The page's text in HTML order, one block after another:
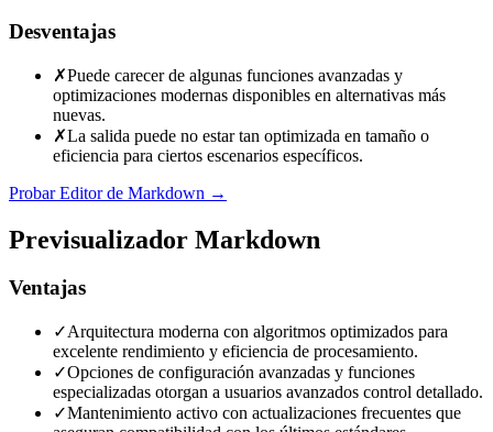
Desventajas
✗Puede carecer de algunas funciones avanzadas y
optimizaciones modernas disponibles en alternativas más
nuevas.
✗La salida puede no estar tan optimizada en tamaño o
eficiencia para ciertos escenarios específicos.
Probar Editor de Markdown →
Previsualizador Markdown
Ventajas
✓Arquitectura moderna con algoritmos optimizados para
excelente rendimiento y eficiencia de procesamiento.
✓Opciones de configuración avanzadas y funciones
especializadas otorgan a usuarios avanzados control detallado.
✓Mantenimiento activo con actualizaciones frecuentes que